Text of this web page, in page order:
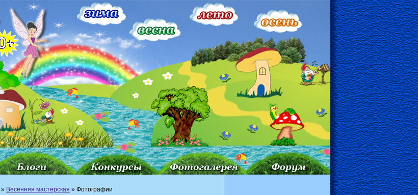
» Весенняя мастерская » Фотографии